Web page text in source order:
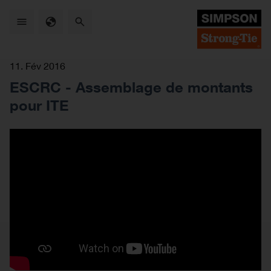
11. Fév 2016
ESCRC - Assemblage de montants
pour ITE